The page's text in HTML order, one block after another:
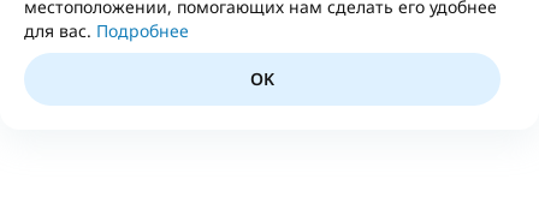
местоположении, помогающих нам сделать его удобнее
для вас. Подробнее
OK